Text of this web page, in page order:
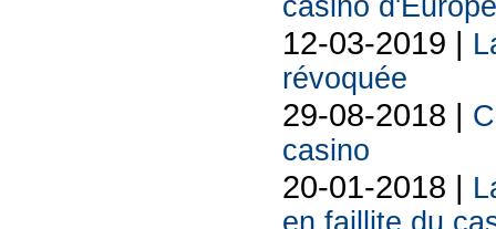
casino
12-03-2019 |
révoquée
29-08-2018 |
casino
20-01-2018 |
en faillite du